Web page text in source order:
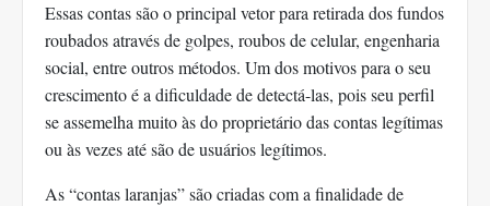
Essas contas são o principal vetor para retirada dos fundos
roubados através de golpes, roubos de celular, engenharia
social, entre outros métodos. Um dos motivos para o seu
crescimento é a dificuldade de detectá-las, pois seu perfil
se assemelha muito às do proprietário das contas legítimas
ou às vezes até são de usuários legítimos.
As “contas laranjas” são criadas com a finalidade de